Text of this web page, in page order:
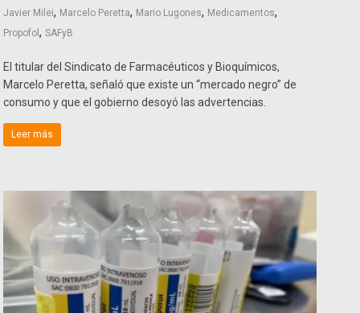
Javier Milei, Marcelo Peretta, Mario Lugones, Medicamentos,
Propofol,SAFyB
El titular del Sindicato de Farmacéuticos y Bioquímicos,
Marcelo Peretta, señaló que existe un “mercado negro” de
consumo y que el gobierno desoyó las advertencias.
Leer más